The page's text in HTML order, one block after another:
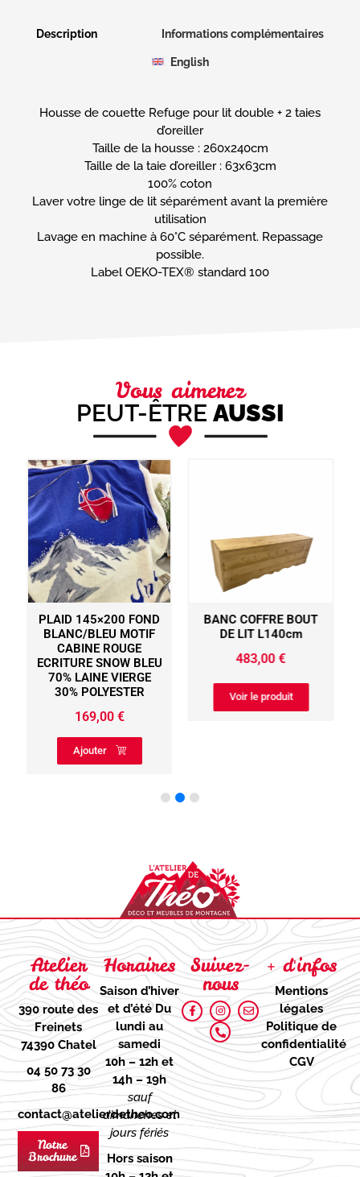
Description Informations complémentaires
English
Housse de couette Refuge pour lit double + 2 taies
d’oreiller
Taille de la housse : 260x240cm
Taille de la taie d’oreiller : 63x63cm
100% coton
Laver votre linge de lit séparément avant la première
utilisation
Lavage en machine à 60°C séparément. Repassage
possible.
Label OEKO-TEX® standard 100
Vous aimerez
PEUT-ÊTRE AUSSI
PLAID 145×200 FOND
BLANC/BLEU MOTIF
CABINE ROUGE
ECRITURE SNOW BLEU
70% LAINE VIERGE
30% POLYESTER
169,00 €
Ajouter
BANC COFFRE BOUT
DE LIT L140cm
483,00€
Voir le produit
Atelier
de théo
390 route des
Freinets
74390 Chatel
04 50 73 30
86
contact@atelierdetheo.com
Notre
Brochure
Horaires
Saison d’hiver
et d’étéDu
lundi au
samedi
10h – 12h et
14h – 19h
sauf
dimanches et
jours fériés
Hors saison
Suivez-
nous
+ d'infos
Mentions
légales
Politique de
confidentialité
CGV